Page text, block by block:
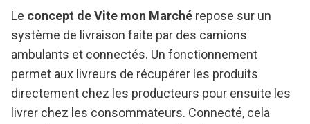
Le concept de Vite mon Marché repose sur un
système de livraison faite par des camions
ambulants et connectés. Un fonctionnement
permet aux livreurs de récupérer les produits
directement chez les producteurs pour ensuite les
livrer chez les consommateurs. Connecté, cela